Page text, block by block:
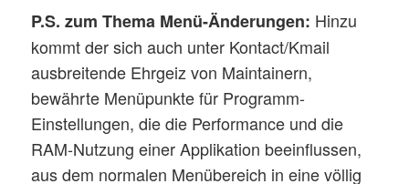
P.S. zum Thema Menü-Änderungen: Hinzu
kommt der sich auch unter Kontact/Kmail
ausbreitende Ehrgeiz von Maintainern,
bewährte Menüpunkte für Programm-
Einstellungen, die die Performance und die
RAM-Nutzung einer Applikation beeinflussen,
aus dem normalen Menübereich in eine völlig